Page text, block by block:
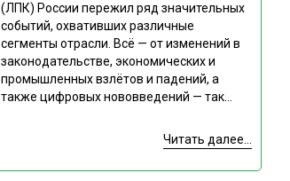
(ЛПК) России пережил ряд значительных
событий, охвативших различные
сегменты отрасли. Всё — от изменений в
законодательстве, экономических и
промышленных взлётов и падений, а
также цифровых нововведений — так...
Читать далее...